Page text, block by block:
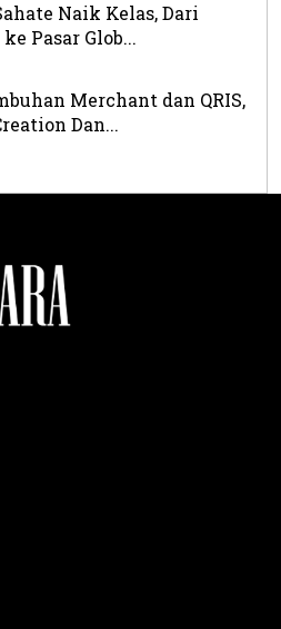
Naik Kelas, Dari
Pasar Glob...
Merchant dan QRIS,
Dan...